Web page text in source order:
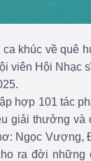
ca khúc về quê
viên Hội Nhạc
hợp 101 tác
giải thưởng
Ngọc Vượng,
ra đời những